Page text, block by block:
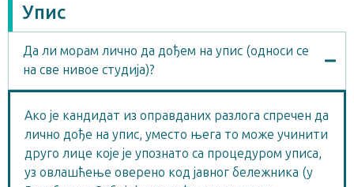
Упис
Да ли морам лично да дођем на упис (односи се
на све нивое студија)?
Ако је кандидат из оправданих разлога спречен да
лично дође на упис, уместо њега то може учинити
друго лице које је упознато са процедуром уписа,
уз овлашћење оверено код јавног бележника (у